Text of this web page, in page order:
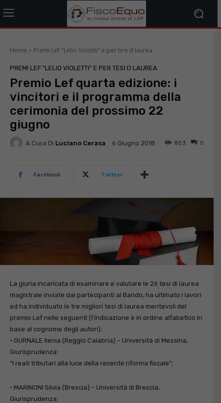
Home Premi Lef "Lelio Violetti" e per tesi d laurea
PREMI LEF "LELIO VIOLETTI" E PER TESI D LAUREA
Premio Lef quarta edizione: i
vincitori e il programma della
cerimonia del prossimo 22
giugno
A Cura Di Luciano Cerasa 6 Giugno 2018 0
853
Facebook Twitter
La giuria incaricata di esaminare e valutare le 26 tesi di laurea
magistrale inviate dai partecipanti al Bando, ha ultimato i lavori
ed ha individuato le tre migliori tesi di laurea meritevoli del
premio Lef nelle seguenti (l’indicazione è in ordine alfabetico in
base al cognome degli autori):
• GURNALE Ilenia (Reggio Calabria) – Università di Messina,
Giurisprudenza:
“I reati tributari alla luce della recente riforma fiscale”;
• MARINONI Silvia (Brescia) – Università di Brescia,
Giurisprudenza: